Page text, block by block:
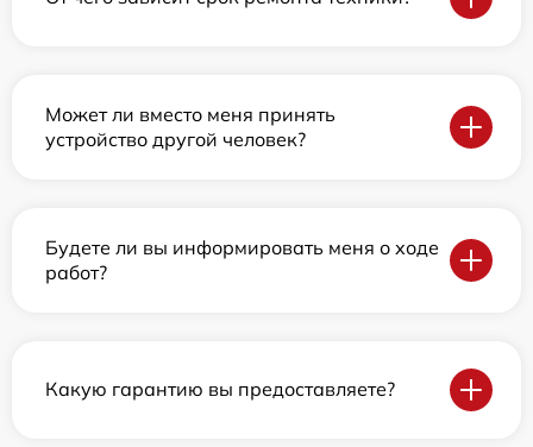
Может ли вместо меня принять
устройство другой человек?
Будете ли вы информировать меня о ходе
работ?
Какую гарантию вы предоставляете?